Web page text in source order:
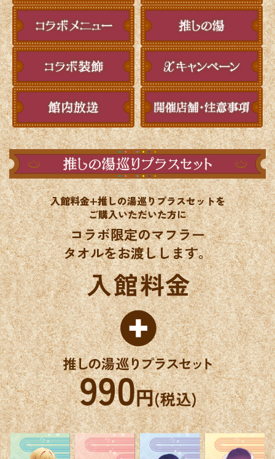
入館料金+推しの湯巡りプラスセットを
ご購入いただいた方に
コラボ限定のマフラー
タオルをお渡しします。